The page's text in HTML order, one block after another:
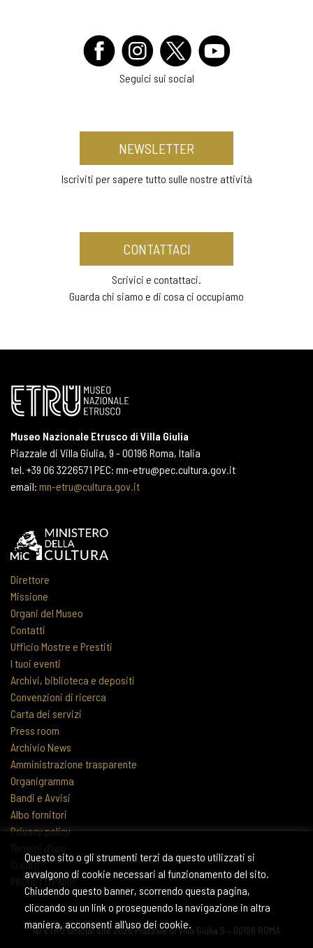
Questo sito o gli strumenti terzi da questo utilizzati si
avvalgono di cookie necessari al funzionamento del sito.
Chiudendo questo banner, scorrendo questa pagina,
cliccando su un link o proseguendo la navigazione in altra
maniera, acconsenti all'uso dei cookie.
Seguici sui social
NEWSLETTER
Iscriviti per sapere tutto sulle nostre attività
CONTATTACI
Scrivici e contattaci.
Guarda chi siamo e di cosa ci occupiamo
Museo Nazionale Etrusco di Villa Giulia
Piazzale di Villa Giulia, 9 - 00196 Roma, Italia
tel. +39 06 3226571 PEC: mn-etru@pec.cultura.gov.it
email: mn-etru@cultura.gov.it
Direttore
Missione
Organi del Museo
Contatti
Ufficio Mostre e Prestiti
I tuoi eventi
Archivi, biblioteca e depositi
Convenzioni di ricerca
Carta dei servizi
Press room
Archivio News
Amministrazione trasparente
Organigramma
Bandi e Avvisi
Albo fornitori
Privacy policy
Termini d'uso
Crediti
PROGETTI PNRR
© ETRU official site 2026 Piazzale di Villa Giulia 9 – 00196 ROMA